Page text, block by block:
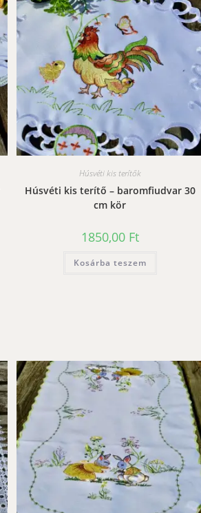
Húsvéti kis terítők
Húsvéti kis terítő – baromfiudvar 30
cm kör
1850,00 Ft
Kosárba teszem